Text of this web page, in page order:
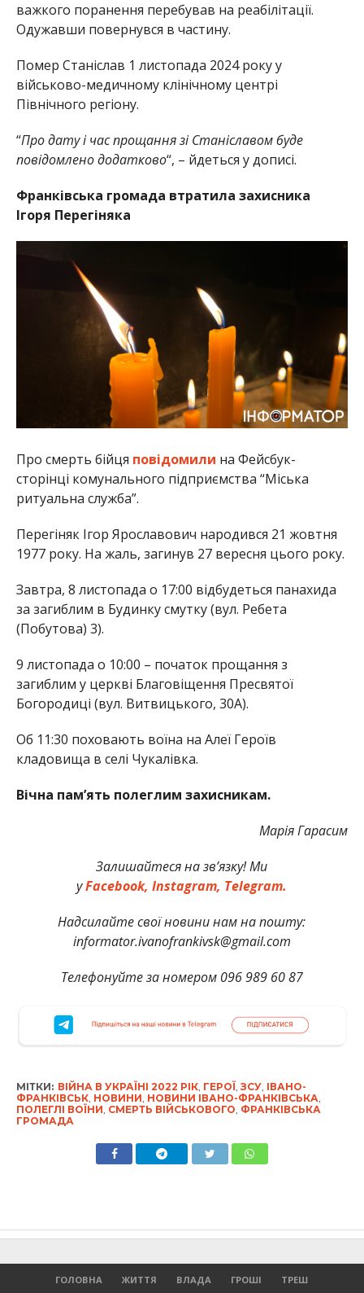
важкого поранення перебував на реабілітації.
Одужавши повернувся в частину.
Помер Станіслав 1 листопада 2024 року у
військово-медичному клінічному центрі
Північного регіону.
“Про дату і час прощання зі Станіславом буде
повідомлено додатково“, – йдеться у дописі.
Франківська громада втратила захисника
Ігоря Перегіняка
Про смерть бійця повідомили на Фейсбук-
сторінці комунального підприємства “Міська
ритуальна служба”.
Перегіняк Ігор Ярославович народився 21 жовтня
1977 року. На жаль, загинув 27 вересня цього року.
Завтра, 8 листопада о 17:00 відбудеться панахида
за загиблим в Будинку смутку (вул. Ребета
(Побутова) 3).
9 листопада о 10:00 – початок прощання з
загиблим у церкві Благовіщення Пресвятої
Богородиці (вул. Витвицького, 30А).
Об 11:30 поховають воїна на Алеї Героїв
кладовища в селі Чукалівка.
Вічна пам’ять полеглим захисникам.
Марія Гарасим
Залишайтеся на зв’язку! Ми
уFacebook, Instagram, Telegram.
Надсилайте свої новини нам на пошту:
informator.ivanofrankivsk@gmail.com
Телефонуйте за номером 096 989 60 87
МІТКИ: ВІЙНА В УКРАЇНІ 2022 РІК, ГЕРОЇ, ЗСУ, ІВАНО-
ФРАНКІВСЬК, НОВИНИ, НОВИНИ ІВАНО-ФРАНКІВСЬКА,
ПОЛЕГЛІ ВОЇНИ, СМЕРТЬ ВІЙСЬКОВОГО, ФРАНКІВСЬКА
ГРОМАДА
ГОЛОВНА ЖИТТЯ ВЛАДА ГРОШІ
ТРЕШ